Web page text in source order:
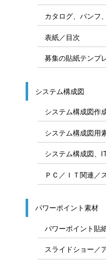
カタログ、パンフ
表紙／目次
募集の貼紙テンプ
システム構成図
システム構成図作
システム構成図用
システム構成図、
ＰＣ／ＩＴ関連／
パワーポイント素材
パワーポイント貼
スライドショー／